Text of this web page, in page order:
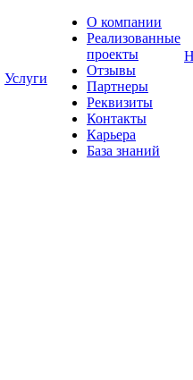
Услуги
О компании
Реализованные
проекты
Отзывы
Партнеры
Реквизиты
Контакты
Карьера
База знаний